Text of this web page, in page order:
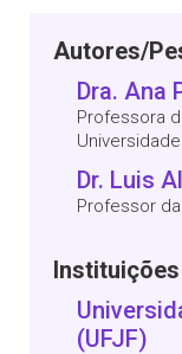
Autores/
Dra. Ana
Professora
Dr. Luis
Professor
(UFJF)